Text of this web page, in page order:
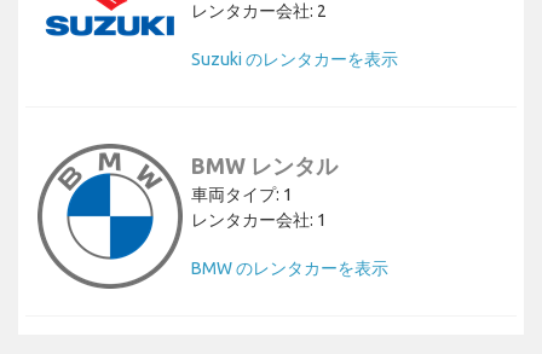
レンタカー会社: 2
Suzuki のレンタカーを表示
BMW レンタル
車両タイプ: 1
レンタカー会社: 1
BMW のレンタカーを表示